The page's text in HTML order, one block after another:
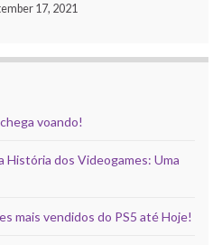
17, 2021
voando!
História dos Videogames: Uma
mais vendidos do PS5 até Hoje!